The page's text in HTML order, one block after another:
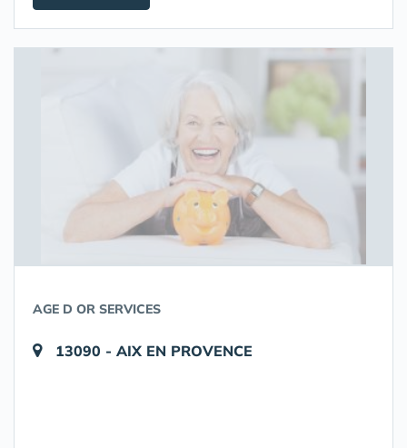
AGE D OR SERVICES
13090 - AIX EN PROVENCE